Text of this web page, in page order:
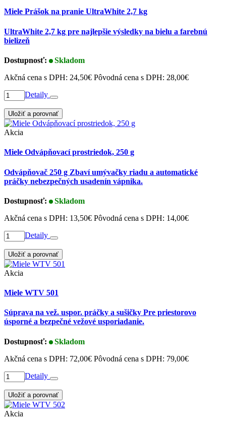
Miele Prášok na pranie UltraWhite 2,7 kg
UltraWhite 2,7 kg pre najlepšie výsledky na bielu a farebnú
bielizeň
Dostupnosť:
Skladom
Akčná cena s DPH: 24,50€ Pôvodná cena s DPH: 28,00€
Detaily
Uložiť a porovnať
Akcia
Miele Odvápňovací prostriedok, 250 g
Odvápňovač 250 g Zbaví umývačky riadu a automatické
práčky nebezpečných usadenín vápnika.
Dostupnosť:
Skladom
Akčná cena s DPH: 13,50€ Pôvodná cena s DPH: 14,00€
Detaily
Uložiť a porovnať
Akcia
Miele WTV 501
Súprava na vež. uspor. práčky a sušičky Pre priestorovo
úsporné a bezpečné vežové usporiadanie.
Dostupnosť:
Skladom
Akčná cena s DPH: 72,00€ Pôvodná cena s DPH: 79,00€
Detaily
Uložiť a porovnať
Akcia